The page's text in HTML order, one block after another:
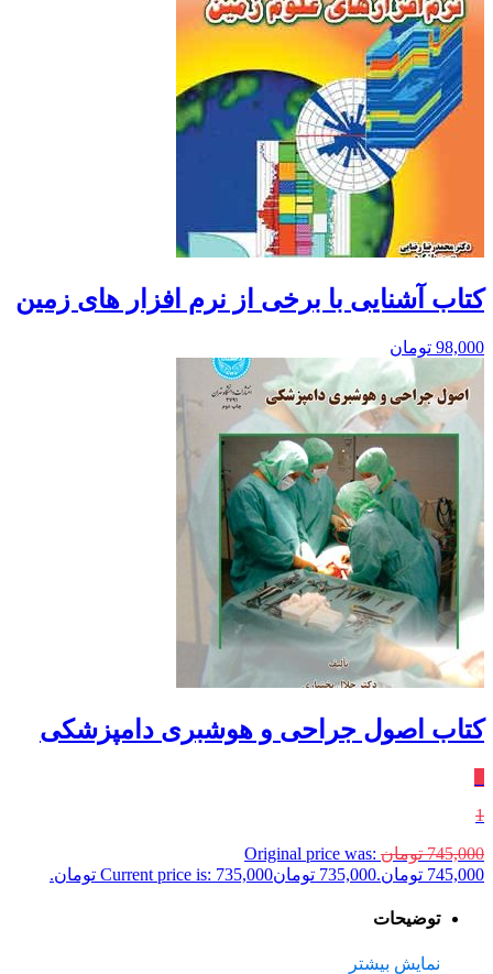
کتاب آشنایی با برخی از نرم افزار های زمین
98,000 تومان
کتاب اصول جراحی و هوشبری دامپزشکی
1
745,000 تومان Original price was:
745,000 تومان.
735,000 تومانCurrent price is: 735,000 تومان.
توضیحات
نمایش بیشتر